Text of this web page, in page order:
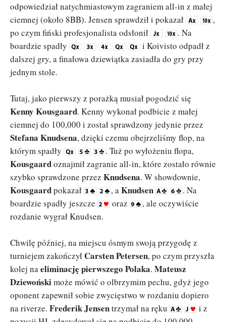
odpowiedział natychmiastowym zagraniem all-in z małej
ciemnej (około 8BB). Jensen sprawdził i pokazał
,
po czym fiński profesjonalista odsłonił
. Na
boardzie spadły
i Koivisto odpadł z
dalszej gry, a finałowa dziewiątka zasiadła do gry przy
jednym stole.
Tutaj, jako pierwszy z porażką musiał pogodzić się
Kenny Kousgaard. Kenny wykonał podbicie z małej
ciemnej do 100,000 i został sprawdzony jedynie przez
Stefana Knudsena, dzięki czemu obejrzeliśmy flop, na
którym spadły
. Tuż po wyłożeniu flopa,
Kousgaardoznajmił zagranie all-in, które zostało równie
szybko sprawdzone przez Knudsena. W showdownie,
Kousgaardpokazał , aKnudsen
. Na
boardzie spadły jeszcze
oraz
, ale oczywiście
rozdanie wygrał Knudsen.
Chwilę później, na miejscu ósmym swoją przygodę z
turniejem zakończył Carsten Petersen, po czym przyszła
kolej naeliminację pierwszego Polaka. Mateusz
Dziewońskimoże mówić o olbrzymim pechu, gdyż jego
oponent zapewnił sobie zwycięstwo w rozdaniu dopiero
na riverze. Frederik Jensentrzymał na ręku
i z